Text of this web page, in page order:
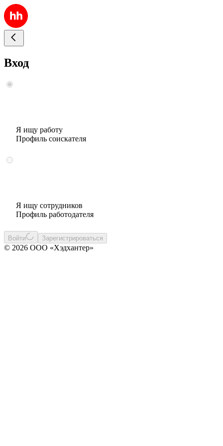
Вход
Я ищу работу
Профиль соискателя
Я ищу сотрудников
Профиль работодателя
Войти Зарегистрироваться
© 2026 ООО «Хэдхантер»